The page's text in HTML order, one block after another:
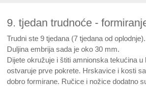
9. tjedan trudnoće -
Trudni ste 9 tjedana (7 tjedana od oplodnje).
Duljina embrija sada je oko 30 mm.
Dijete okružuje i štiti amnionska tekućina u
ostvaruje prve pokrete. Hrskavice i kosti
dobro formirane. Ručice i nožice dodatno